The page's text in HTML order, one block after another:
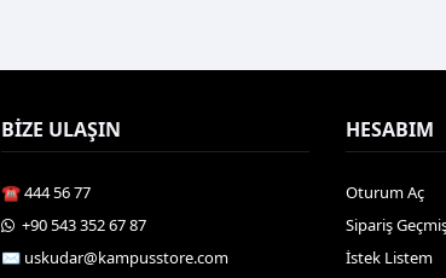
BIZE ULAŞIN
☎️ 444 56 77
️ +90 543 352 67 87
✉️ uskudar@kampusstore.com
HESABIM
Oturum Aç
Sipariş
İstek Listem